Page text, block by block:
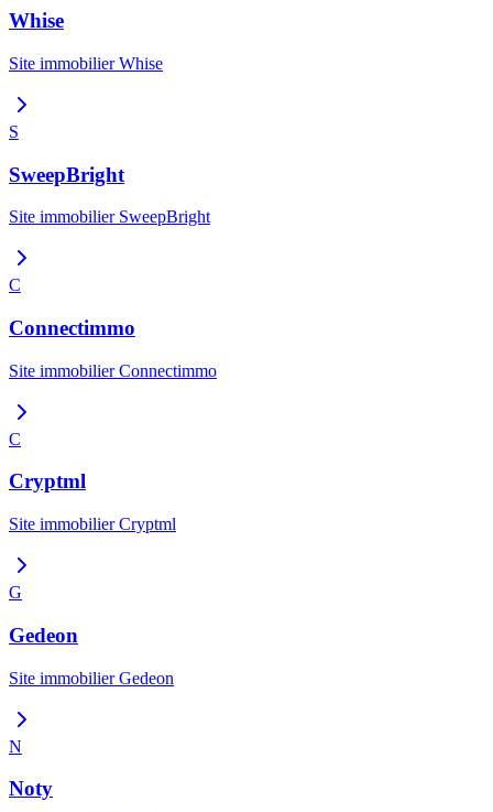
Whise
Site immobilierWhise
S
SweepBright
Site immobilier SweepBright
C
Connectimmo
Site immobilierConnectimmo
C
Cryptml
Site immobilierCryptml
G
Gedeon
Site immobilierGedeon
N
Noty